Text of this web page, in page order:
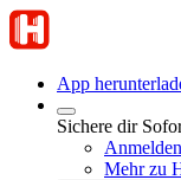
App
Sichere dir
Anmelden
Mehr zu